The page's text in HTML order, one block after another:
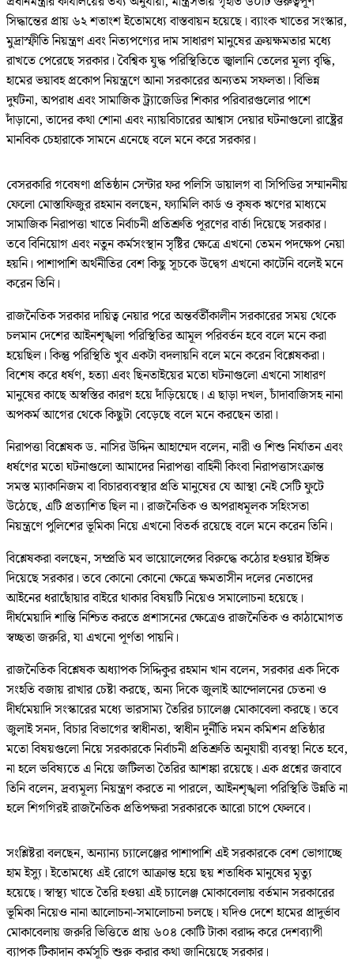
সিদ্ধান্তের প্রায় ৬২ শতাংশ ইতোমধ্যে বাস্তবায়ন হয়েছে। ব্যাংক খাতের সংস্কার,
মুদ্রাস্ফীতি নিয়ন্ত্রণ এবং নিত্যপণ্যের দাম সাধারণ মানুষের ক্রয়ক্ষমতার মধ্যে
রাখতে পেরেছে সরকার। বৈশ্বিক যুদ্ধ পরিস্থিতিতে জ্বালানি তেলের মূল্য বৃদ্ধি,
হামের ভয়াবহ প্রকোপ নিয়ন্ত্রণে আনা সরকারের অন্যতম সফলতা। বিভিন্ন
দুর্ঘটনা, অপরাধ এবং সামাজিক ট্র্যাজেডির শিকার পরিবারগুলোর পাশে
দাঁড়ানো, তাদের কথা শোনা এবং ন্যায়বিচারের আশ্বাস দেয়ার ঘটনাগুলো রাষ্ট্রের
মানবিক চেহারাকে সামনে এনেছে বলে মনে করে সরকার।
বেসরকারি গবেষণা প্রতিষ্ঠান সেন্টার ফর পলিসি ডায়ালগ বা সিপিডির সম্মাননীয়
ফেলো মোস্তাফিজুর রহমান বলছেন, ফ্যামিলি কার্ড ও কৃষক ঋণের মাধ্যমে
সামাজিক নিরাপত্তা খাতে নির্বাচনী প্রতিশ্রুতি পূরণের বার্তা দিয়েছে সরকার।
তবে বিনিয়োগ এবং নতুন কর্মসংস্থান সৃষ্টির ক্ষেত্রে এখনো তেমন পদক্ষেপ নেয়া
হয়নি। পাশাপাশি অর্থনীতির বেশ কিছু সূচকে উদ্বেগ এখনো কাটেনি বলেই মনে
করেন তিনি।
রাজনৈতিক সরকার দায়িত্ব নেয়ার পরে অন্তর্বর্তীকালীন সরকারের সময় থেকে
চলমান দেশের আইনশৃঙ্খলা পরিস্থিতির আমূল পরিবর্তন হবে বলে মনে করা
হয়েছিল। কিন্তু পরিস্থিতি খুব একটা বদলায়নি বলে মনে করেন বিশ্লেষকরা।
বিশেষ করে ধর্ষণ, হত্যা এবং ছিনতাইয়ের মতো ঘটনাগুলো এখনো সাধারণ
মানুষের কাছে অস্বস্তির কারণ হয়ে দাঁড়িয়েছে। এ ছাড়া দখল, চাঁদাবাজিসহ নানা
অপকর্ম আগের থেকে কিছুটা বেড়েছে বলে মনে করছেন তারা।
নিরাপত্তা বিশ্লেষক ড. নাসির উদ্দিন আহাম্মেদ বলেন, নারী ও শিশু নির্যাতন এবং
ধর্ষণের মতো ঘটনাগুলো আমাদের নিরাপত্তা বাহিনী কিংবা নিরাপত্তাসংক্রান্ত
সমস্ত ম্যাকানিজম বা বিচারব্যবস্থার প্রতি মানুষের যে আস্থা নেই সেটি ফুটে
উঠেছে, এটি প্রত্যাশিত ছিল না। রাজনৈতিক ও অপরাধমূলক সহিংসতা
নিয়ন্ত্রণে পুলিশের ভূমিকা নিয়ে এখনো বিতর্ক রয়েছে বলে মনে করেন তিনি।
বিশ্লেষকরা বলছেন, সম্প্রতি মব ভায়োলেন্সের বিরুদ্ধে কঠোর হওয়ার ইঙ্গিত
দিয়েছে সরকার। তবে কোনো কোনো ক্ষেত্রে ক্ষমতাসীন দলের নেতাদের
আইনের ধরাছোঁয়ার বাইরে থাকার বিষয়টি নিয়েও সমালোচনা হয়েছে।
দীর্ঘমেয়াদি শান্তি নিশ্চিত করতে প্রশাসনের ক্ষেত্রেও রাজনৈতিক ও কাঠামোগত
স্বচ্ছতা জরুরি, যা এখনো পূর্ণতা পায়নি।
রাজনৈতিক বিশ্লেষক অধ্যাপক সিদ্দিকুর রহমান খান বলেন, সরকার এক দিকে
সংহতি বজায় রাখার চেষ্টা করছে, অন্য দিকে জুলাই আন্দোলনের চেতনা ও
দীর্ঘমেয়াদি সংস্কারের মধ্যে ভারসাম্য তৈরির চ্যালেঞ্জ মোকাবেলা করছে। তবে
জুলাই সনদ, বিচার বিভাগের স্বাধীনতা, স্বাধীন দুর্নীতি দমন কমিশন প্রতিষ্ঠার
মতো বিষয়গুলো নিয়ে সরকারকে নির্বাচনী প্রতিশ্রুতি অনুযায়ী ব্যবস্থা নিতে হবে,
না হলে ভবিষ্যতে এ নিয়ে জটিলতা তৈরির আশঙ্কা রয়েছে। এক প্রশ্নের জবাবে
তিনি বলেন, দ্রব্যমূল্য নিয়ন্ত্রণ করতে না পারলে, আইনশৃঙ্খলা পরিস্থিতি উন্নতি না
হলে শিগগিরই রাজনৈতিক প্রতিপক্ষরা সরকারকে আরো চাপে ফেলবে।
সংশ্লিষ্টরা বলছেন, অন্যান্য চ্যালেঞ্জের পাশাপাশি এই সরকারকে বেশ ভোগাচ্ছে
হাম ইস্যু। ইতোমধ্যে এই রোগে আক্রান্ত হয়ে ছয় শতাধিক মানুষের মৃত্যু
হয়েছে। স্বাস্থ্য খাতে তৈরি হওয়া এই চ্যালেঞ্জ মোকাবেলায় বর্তমান সরকারের
ভূমিকা নিয়েও নানা আলোচনা-সমালোচনা চলছে। যদিও দেশে হামের প্রাদুর্ভাব
মোকাবেলায় জরুরি ভিত্তিতে প্রায় ৬০৪ কোটি টাকা বরাদ্দ করে দেশব্যাপী
ব্যাপক টিকাদান কর্মসূচি শুরু করার কথা জানিয়েছে সরকার।